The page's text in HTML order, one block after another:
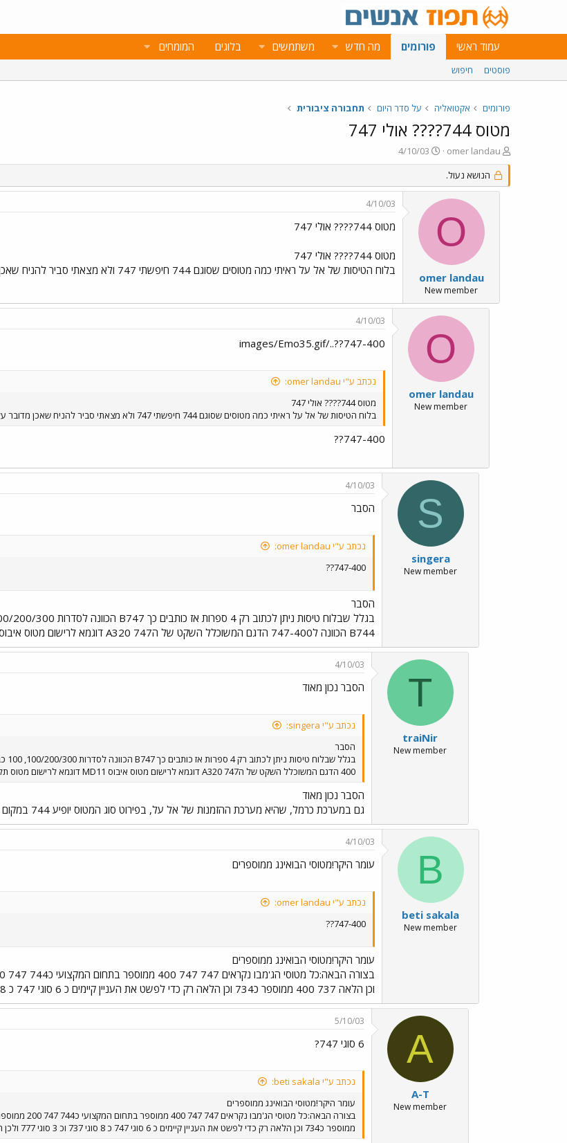
עמוד ראשי פורומים מה חדש משתמשים בלוגים המומחים
פוסטים חיפוש
פורומים אקטואליה על סדר היום תחבורה ציבורית
מטוס 744???? אולי 747
פ
ו
ת
ח
omer landau
פ
ו
ס
ב
ר
ך
4/10/03
הנושא נעול.
O
omer landau
New member
4/10/03
מטוס 744???? אולי 747
מטוס 744???? אולי 747
בלוח הטיסות של אל על ראיתי כמה מטוסים שסוגם 744 חיפשתי 747 ולא מצאתי סביר להניח שאכן מדובר על מטוס מסוג 747 ולא 744 מישהו שם לב לזה פעם??
O
omer landau
New member
4/10/03
747-400??../images/Emo35.gif
נכתב ע"י omer landau:
מטוס 744???? אולי 747
בלוח הטיסות של אל על ראיתי כמה מטוסים שסוגם 744 חיפשתי 747 ולא מצאתי סביר להניח שאכן מדובר על מטוס מסוג 747 ולא 744 מישהו שם לב לזה פעם??
747-400??
S
singera
New member
4/10/03
הסבר
נכתב ע"י omer landau:
747-400??
הסבר
B744 הכוונה ל747-400 הדגם המשוכלל השקט של ה747 A320 דוגמא לרישום מטוס איבוס MD11 דוגמא לרישום מטוס תלת מנועי גדול של מקדונל דוגלאס
T
traiNir
New member
4/10/03
הסבר נכון מאוד
נכתב ע"י singera:
הסבר
400 הדגם המשוכלל השקט של ה747 A320 דוגמא לרישום מטוס איבוס MD11 דוגמא לרישום מטוס תלת מנועי גדול של מקדונל דוגלאס
הסבר נכון מאוד
גם במערכת כרמל, שהיא מערכת ההזמנות של אל על, בפירוט סוג המטוס יופיע 744 במקום 747/400.
B
beti sakala
New member
4/10/03
עומר היקר!מטוסי הבואינג ממוספרים
נכתב ע"י omer landau:
747-400??
עומר היקר!מטוסי הבואינג ממוספרים
וכן הלאה 737 400 ממוספר כ734 וכן הלאה רק כדי לפשט את העניין קיימים כ 6 סוגי 747 כ 8 סוגי 737 וכ 3 סוגי 777 ולכן המספר האחרון מסמל את תת סוג המטוס
A
A-T
New member
5/10/03
6 סוגי 747?
נכתב ע"י beti sakala:
עומר היקר!מטוסי הבואינג ממוספרים
ממוספר כ734 וכן הלאה רק כדי לפשט את העניין קיימים כ 6 סוגי 747 כ 8 סוגי 737 וכ 3 סוגי 777 ולכן המספר האחרון מסמל את תת סוג המטוס